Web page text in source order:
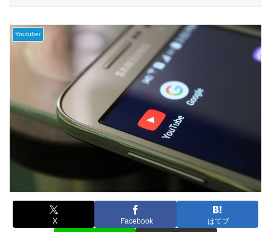
Youtuber
X Facebook はてブ